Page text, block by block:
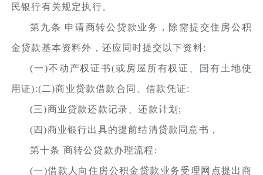
民银行有关规定执行。
第九条 申请商转公贷款业务，除需提交住房公积
金贷款基本资料外，还应同时提交以下资料:
(一)不动产权证书(或房屋所有权证、国有土地使
用证):(二)商业贷款借款合同、借款凭证:
(三)商业贷款还款记录、还款计划;
(四)商业银行出具的提前结清贷款同意书，
第十条 商转公贷款办理流程:
(一)借款人向住房公积金贷款业务受理网点提出商